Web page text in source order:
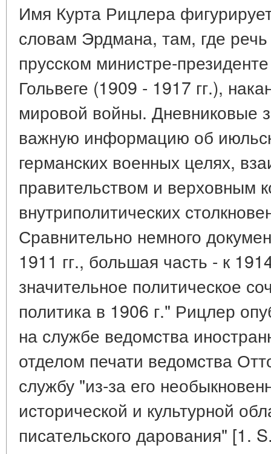
Имя Курта Рицлера
словам Эрдмана, там, где
прусском министре-
Гольвеге (1909 - 1917 гг.),
мировой войны. Дневниковые
важную информацию об
германских военных целях,
правительством и верховным
внутриполитических
Сравнительно немного
1911 гг., большая часть - к
значительное политическое
политика в 1906 г." Рицлер
на службе ведомства
отделом печати ведомства
службу "из-за его
исторической и культурной
писательского дарования" [1.